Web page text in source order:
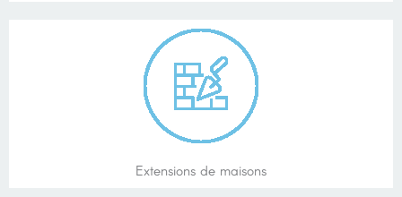
Extensions de maisons